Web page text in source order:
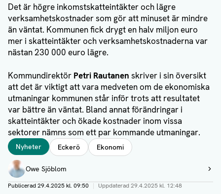
Det är högre inkomstskatteintäkter och lägre
verksamhetskostnader som gör att minuset är mindre
än väntat. Kommunen fick drygt en halv miljon euro
mer i skatteintäkter och verksamhetskostnaderna var
nästan 230 000 euro lägre.
Kommundirektör Petri Rautanen skriver i sin översikt
att det är viktigt att vara medveten om de ekonomiska
utmaningar kommunen står inför trots att resultatet
var bättre än väntat. Bland annat förändringar i
skatteintäkter och ökade kostnader inom vissa
sektorer nämns som ett par kommande utmaningar.
Taggar
Nyheter Eckerö Ekonomi
Författare
Owe Sjöblom
Visa profil
Publicerad29.4.2025 kl. 09:50 | Uppdaterad29.4.2025 kl. 12:48